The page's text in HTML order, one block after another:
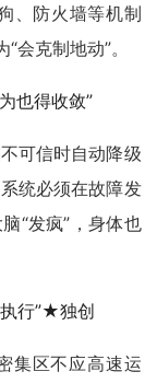
、防火墙等机制
克制地动”。
也得收敛”
可信时自动降级
统必须在故障发
“发疯”，身体也
行”★独创
集区不应高速运